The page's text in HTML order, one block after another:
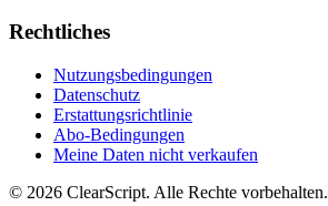
Rechtliches
Nutzungsbedingungen
Datenschutz
Erstattungsrichtlinie
Abo-Bedingungen
Meine Daten nicht verkaufen
© 2026 ClearScript. Alle Rechte vorbehalten.